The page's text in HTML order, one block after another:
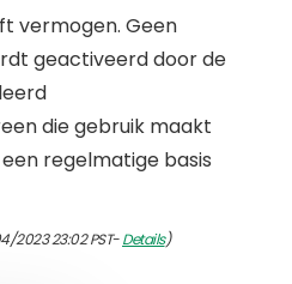
vermogen. Geen
geactiveerd door de
die gebruik maakt
regelmatige basis
2023 23:02 PST-Details)